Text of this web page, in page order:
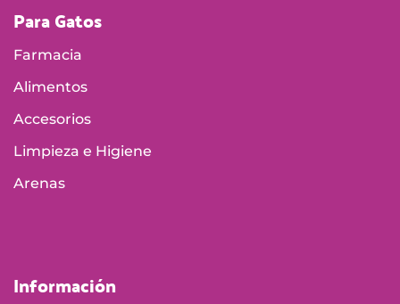
Para Gatos
Farmacia
Alimentos
Accesorios
Limpieza e Higiene
Arenas
Información